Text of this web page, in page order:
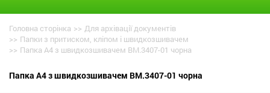
Головна сторінка >> Для архівації документів
>> Папки з притиском, кліпом і швидкозшивачем
>> Папка A4 з швидкозшивачем BM.3407-01 чорна
Папка A4 з швидкозшивачем BM.3407-01 чорна